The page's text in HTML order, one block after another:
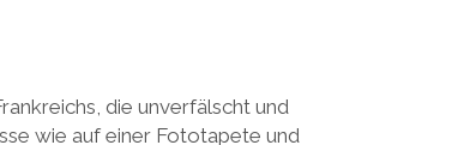
die unverfälscht und
wie auf einer Fototapete und